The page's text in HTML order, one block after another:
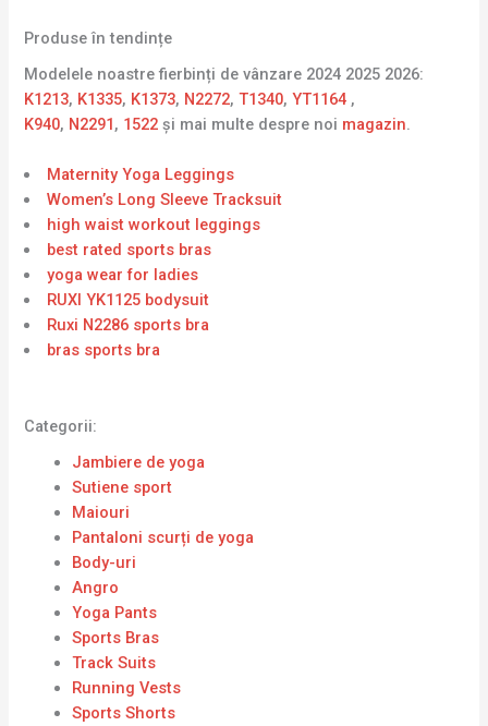
Produse în tendințe
Modelele noastre fierbinți de vânzare 2024 2025 2026:
K1213, K1335, K1373, N2272,T1340,YT1164 ,
K940, N2291, 1522și mai multe despre noi magazin.
Maternity Yoga Leggings
Women’s Long Sleeve Tracksuit
high waist workout leggings
best rated sports bras
yoga wear for ladies
RUXI YK1125 bodysuit
Ruxi N2286 sports bra
bras sports bra
Categorii:
Jambiere de yoga
Sutiene sport
Maiouri
Pantaloni scurți de yoga
Body-uri
Angro
Yoga Pants
Sports Bras
Track Suits
Running Vests
Sports Shorts